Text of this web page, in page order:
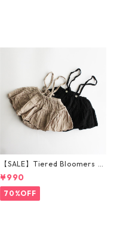
【SALE】Tiered Bloomers 7
0-80cm (グレージュ／ブラッ
ク) ※1点までメール便可
¥990
70%OFF